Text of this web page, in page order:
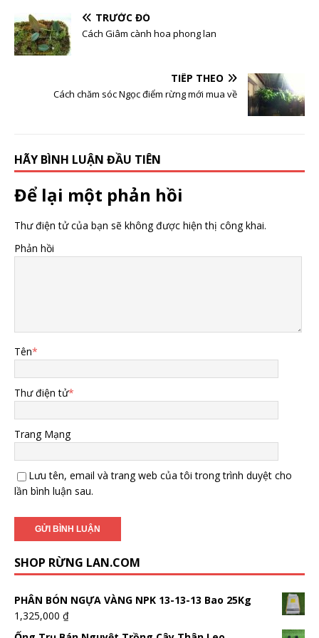
TRƯỚC ĐÓ
Cách Giâm cành hoa phong lan
TIẾP THEO
Cách chăm sóc Ngọc điểm rừng mới mua về
HÃY BÌNH LUẬN ĐẦU TIÊN
Để lại một phản hồi
Thư điện tử của bạn sẽ không được hiện thị công khai.
Phản hồi
Tên*
Thư điện tử*
Trang Mạng
Lưu tên, email và trang web của tôi trong trình duyệt cho
lần bình luận sau.
SHOP RỪNG LAN.COM
PHÂN BÓN NGỰA VÀNG NPK 13-13-13 Bao 25Kg
1,325,000 ₫